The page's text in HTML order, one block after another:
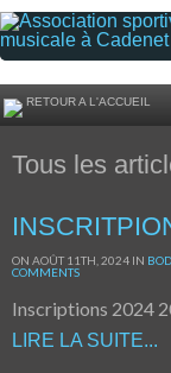
RETOUR A L'ACCUEIL
Tous les
ON AOÛT 11TH, 2024 IN
COMMENTS
Inscriptions 2024
LIRE LA SUITE...